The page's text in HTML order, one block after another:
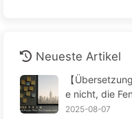
Neueste Artikel
【
e nicht, die
limmer!
2025-08-07